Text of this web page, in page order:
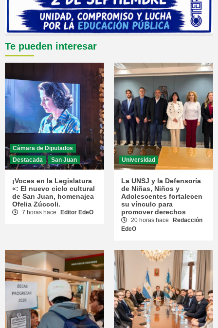
Te pueden interesar
Cámara de Diputados
Destacada
San Juan
¡Voces en la Legislatura
«: El nuevo ciclo cultural
de San Juan, homenajea
Ofelia Zúccoli.
7 horas hace Editor EdeO
Universidad
La UNSJ y la Defensoría
de Niñas, Niños y
Adolescentes fortalecen
su vínculo para
promover derechos
20 horas hace
Redacción
EdeO